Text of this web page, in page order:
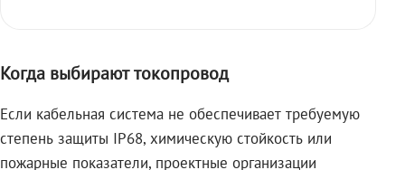
Когда выбирают токопровод
Если кабельная система не обеспечивает требуемую
степень защиты IP68, химическую стойкость или
пожарные показатели, проектные организации